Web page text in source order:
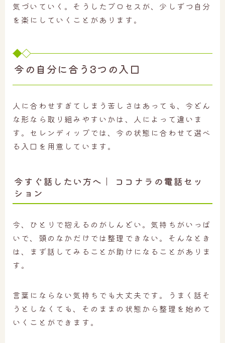
気づいていく。そうしたプロセスが、少しずつ自分
を楽にしていくことがあります。
今の自分に合う3つの入口
人に合わせすぎてしまう苦しさはあっても、今どん
な形なら取り組みやすいかは、人によって違いま
す。セレンディップでは、今の状態に合わせて選べ
る入口を用意しています。
今すぐ話したい方へ｜ ココナラの電話セッ
ション
今、ひとりで抱えるのがしんどい。気持ちがいっぱ
いで、頭のなかだけでは整理できない。そんなとき
は、まず話してみることが助けになることがありま
す。
言葉にならない気持ちでも大丈夫です。うまく話そ
うとしなくても、そのままの状態から整理を始めて
いくことができます。